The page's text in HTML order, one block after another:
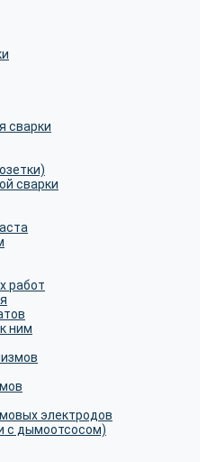
сварки
сварки
работ
ним
электродов
с дымоотсосом)